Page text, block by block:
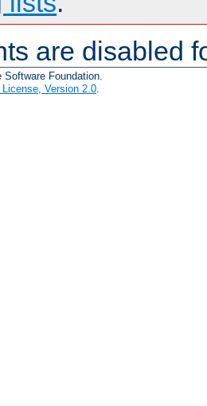
are disabled
Foundation.
Version 2.0